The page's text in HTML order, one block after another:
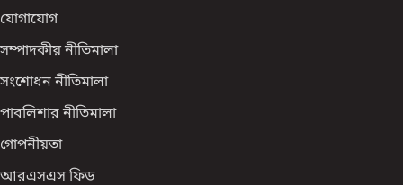
যোগাযোগ
সম্পাদকীয় নীতিমালা
সংশোধন নীতিমালা
পাবলিশার নীতিমালা
গোপনীয়তা
আরএসএস ফিড